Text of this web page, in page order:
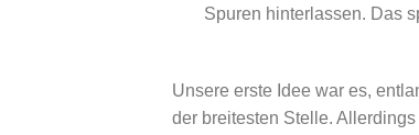
Spuren hinterlassen. Das
Unsere erste Idee war es,
der breitesten Stelle.